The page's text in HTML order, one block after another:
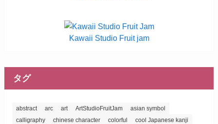
Kawaii Studio Fruit jam
タグ
abstract arc art ArtStudioFruitJam
asian symbol
calligraphy
chinese character colorful
cool Japanese kanji